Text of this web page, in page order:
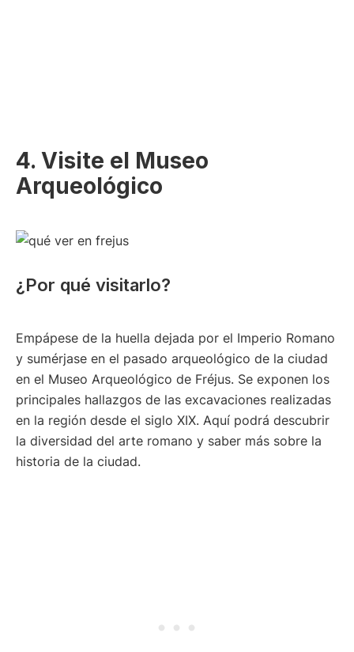
4. Visite el Museo
Arqueológico
¿Por qué visitarlo?
Empápese de la huella dejada por el Imperio Romano
y sumérjase en el pasado arqueológico de la ciudad
en el Museo Arqueológico de Fréjus. Se exponen los
principales hallazgos de las excavaciones realizadas
en la región desde el siglo XIX. Aquí podrá descubrir
la diversidad del arte romano y saber más sobre la
historia de la ciudad.